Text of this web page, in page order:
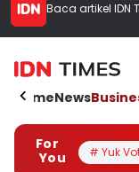
Baca artikel IDN
HomeNews
For
You
# Yuk